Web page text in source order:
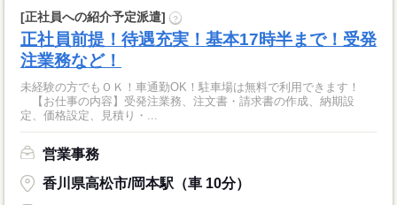
[正社員への紹介予定派遣] ?
正社員前提！待遇充実！基本17時半まで！受発
注業務など！
未経験の方でもＯＫ！車通勤OK！駐車場は無料で利用できます！
【お仕事の内容】受発注業務、注文書・請求書の作成、納期設
定、価格設定、見積り・...
営業事務
香川県高松市/岡本駅（車 10分）